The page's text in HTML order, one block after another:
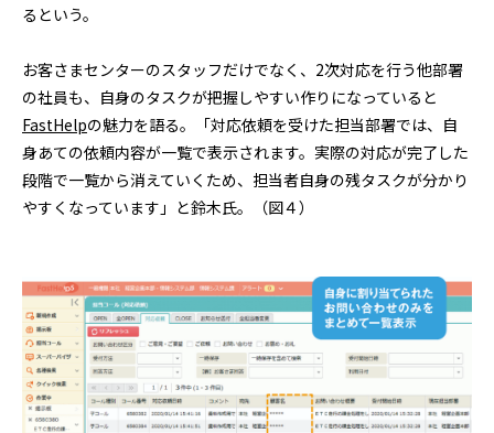
るという。
お客さまセンターのスタッフだけでなく、2次対応を行う他部署
の社員も、自身のタスクが把握しやすい作りになっていると
FastHelpの魅力を語る。「対応依頼を受けた担当部署では、自
身あての依頼内容が一覧で表示されます。実際の対応が完了した
段階で一覧から消えていくため、担当者自身の残タスクが分かり
やすくなっています」と鈴木氏。（図４）